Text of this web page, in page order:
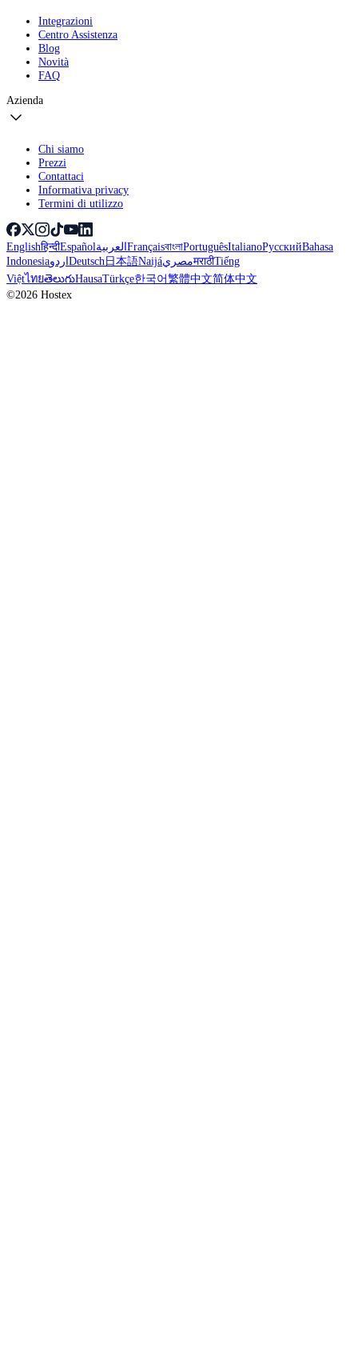
Integrazioni
Centro Assistenza
Blog
Novità
FAQ
Azienda
Chi siamo
Prezzi
Contattaci
Informativa privacy
Termini di utilizzo
Englishहिन्दीEspañolالعربيةFrançaisবাংলাPortuguêsItalianoРусскийBahasa
IndonesiaاردوDeutsch日本語NaijáمصريमराठीTiếng
ViệtไทยతెలుగుHausaTürkçe한국어繁體中文简体中文
©2026 Hostex